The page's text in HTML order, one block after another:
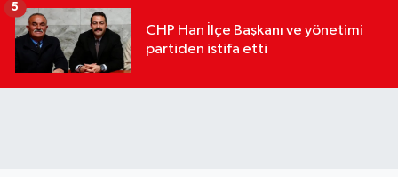
CHP Han İlçe Başkanı ve yönetimi
partiden istifa etti
5